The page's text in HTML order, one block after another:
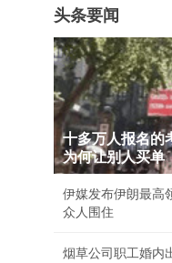
头条要闻
十多万人报名的
为何让别人买单
伊媒发布伊朗最高
众人围住
烟草公司职工婚内